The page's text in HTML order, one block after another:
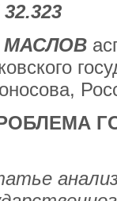
МАСЛОВ